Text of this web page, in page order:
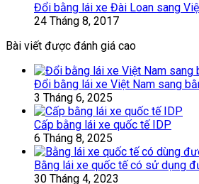
Đổi bằng lái xe Đài Loan sang
24 Tháng 8, 2017
Bài viết được đánh giá cao
Đổi bằng lái xe Việt Nam sang
3 Tháng 6, 2025
Cấp bằng lái xe quốc tế IDP
6 Tháng 8, 2025
Bằng lái xe quốc tế có sử dụng
30 Tháng 4, 2023